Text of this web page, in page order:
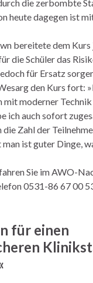
die zerbombte
heute dagegen ist
bereitete dem
die Schüler das
für Ersatz
den Kurs fort:
mit moderner
ich auch sofort
Zahl der
ist guter Dinge,
Sie im AWO-
0531-86 67 00
für einen